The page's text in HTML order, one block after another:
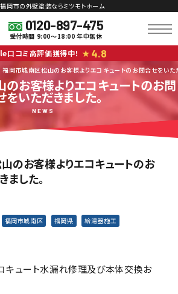
岡市の外壁塗装ならミツモトホーム
0120-897-475
受付時間 9:00～18:00 年中無休
口コミ高評価獲得中！ ★ 4.8
福岡市城南区松山のお客様よりエコキュートのお問合せをいた
お客様よりエコキュートのお問
をいただきました。
NEWS
のお客様よりエコキュートのお
ました。
福岡市城南区 福岡県 給湯器施工
キュート水漏れ修理及び本体交換お